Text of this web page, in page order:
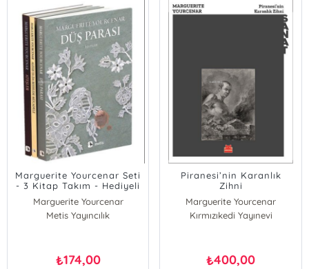
Marguerite Yourcenar Seti
- 3 Kitap Takım - Hediyeli
Marguerite Yourcenar
Metis Yayıncılık
₺174,00
Piranesi’nin Karanlık
Zihni
Marguerite Yourcenar
Kırmızıkedi Yayınevi
₺400,00